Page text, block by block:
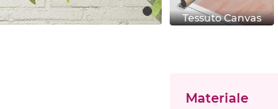
Tessuto Canvas
Materiale